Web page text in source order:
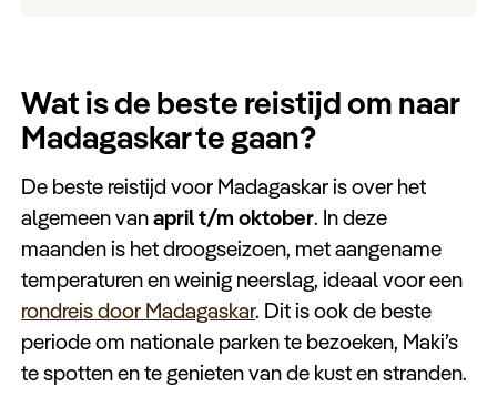
Inspiratie
Keuzehulp
Wat is de beste reistijd om naar
Madagaskar te gaan?
De beste reistijd voor Madagaskar is over het
algemeen vanapril t/m oktober. In deze
maanden is het droogseizoen, met aangename
temperaturen en weinig neerslag, ideaal voor een
rondreis door Madagaskar. Dit is ook de beste
periode om nationale parken te bezoeken, Maki’s
te spotten en te genieten van de kust en stranden.